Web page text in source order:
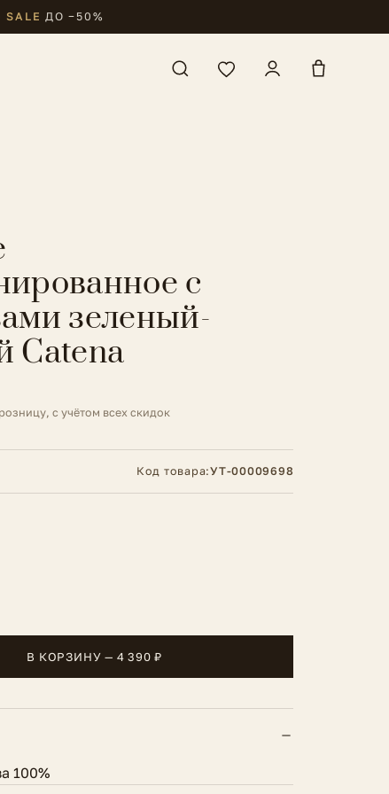
SALE ДО −50%
с
зеленый-
Catena
с учётом всех скидок
Код товара:УТ-00009698
В КОРЗИНУ — 4 390 ₽
100%